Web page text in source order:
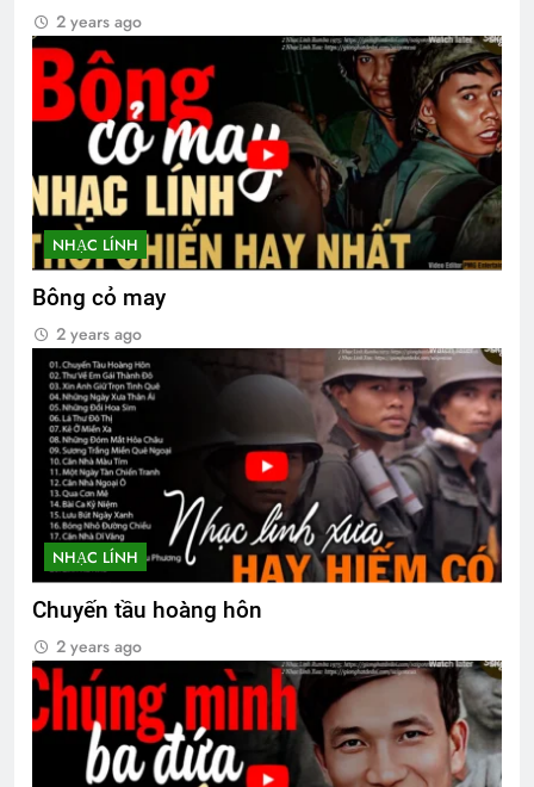
CTBCTY Tập III chương 33
3 Years Ago
Tinh Hoa Tư Tưởng
3 Years Ago
Ý NGHĨ ĐÊM TRĂNG (Lý Bạch)
Thăm CSVSQ Trương Văn Minh K22
Thăm NT Tạ Trần Quân K17 và phu
nhân
2 Years Ago
2 Years Ago
BÀI CA NGƯỜI TÔI TỚ (Rabindranath
Tagore)
2 years ago
NHẠC LÍNH
Bông cỏ may
2 years ago
NHẠC LÍNH
Chuyến tầu hoàng hôn
2 years ago